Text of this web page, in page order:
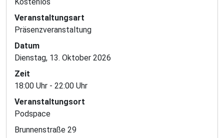
Veranstaltungsart
Präsenzveranstaltung
Datum
Dienstag, 13. Oktober 2026
Zeit
18:00 Uhr - 22:00 Uhr
Veranstaltungsort
Podspace
Brunnenstraße 29